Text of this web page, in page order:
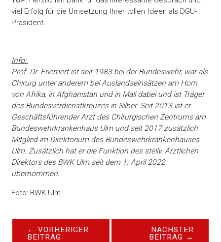
viel Erfolg für die Umsetzung Ihrer tollen Ideen als DGU-
Präsident.
Info:
Prof. Dr. Friemert ist seit 1983 bei der Bundeswehr, war als
Chirurg unter anderem bei Auslandseinsätzen am Horn
von Afrika, in Afghanistan und in Mali dabei und ist Träger
des Bundesverdienstkreuzes in Silber. Seit 2013 ist er
Geschäftsführender Arzt des Chirurgischen Zentrums am
Bundeswehrkrankenhaus Ulm und seit 2017 zusätzlich
Mitglied im Direktorium des Bundeswehrkrankenhauses
Ulm. Zusätzlich hat er die Funktion des stellv. Ärztlichen
Direktors des BWK Ulm seit dem 1. April 2022
übernommen.
Foto: BWK Ulm
← VORHERIGER
BEITRAG
NÄCHSTER
BEITRAG →